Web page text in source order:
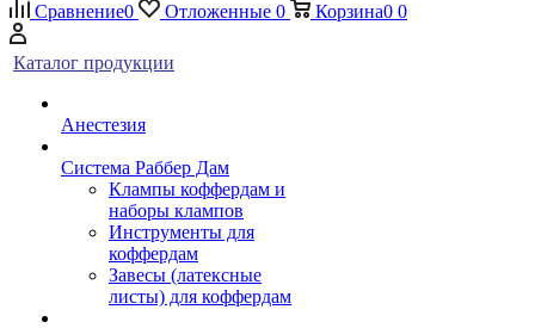
Сравнение0 Отложенные 0 Корзина0 0
Каталог продукции
Анестезия
Система Раббер Дам
Клампы коффердам и
наборы клампов
Инструменты для
коффердам
Завесы (латексные
листы) для коффердам